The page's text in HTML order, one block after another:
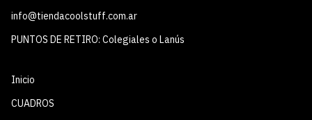
info@tiendacoolstuff.com.ar
PUNTOS DE RETIRO: Colegiales o Lanús
Inicio
CUADROS